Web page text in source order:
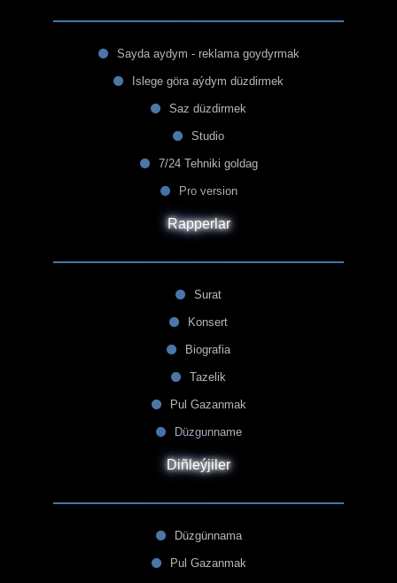
Sayda aydym - reklama goydyrmak
Islege göra aýdym düzdirmek
Saz düzdirmek
Studio
7/24 Tehniki goldag
Pro version
Rapperlar
Surat
Konsert
Biografia
Tazelik
Pul Gazanmak
Düzgunname
Diñleýjiler
Düzgünnama
Pul Gazanmak